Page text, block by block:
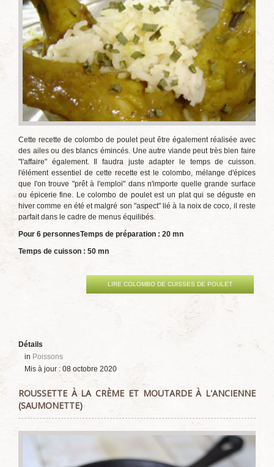
Cette recette de colombo de poulet peut être également réalisée avec
des ailes ou des blancs émincés. Une autre viande peut très bien faire
"l'affaire" également. Il faudra juste adapter le temps de cuisson.
l'élément essentiel de cette recette est le colombo, mélange d'épices
que l'on trouve "prêt à l'emploi" dans n'importe quelle grande surface
ou épicerie fine. Le colombo de poulet est un plat qui se déguste en
hiver comme en été et malgré son "aspect" lié à la noix de coco, il reste
parfait dans le cadre de menus équilibés.
Pour 6 personnesTemps de préparation : 20 mn
Temps de cuisson : 50 mn
LIRE COLOMBO DE CUISSES DE POULET
Détails
in Poissons
Mis à jour : 08 octobre 2020
ROUSSETTE À LA CRÈME ET MOUTARDE À L'ANCIENNE
(SAUMONETTE)